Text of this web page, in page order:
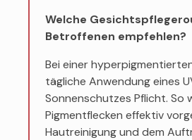
Welche
Betroffenen empfehlen?
Bei einer
tägliche Anwendung eines
Sonnenschutzes Pflicht. So
Pigmentflecken effektiv
Hautreinigung und dem